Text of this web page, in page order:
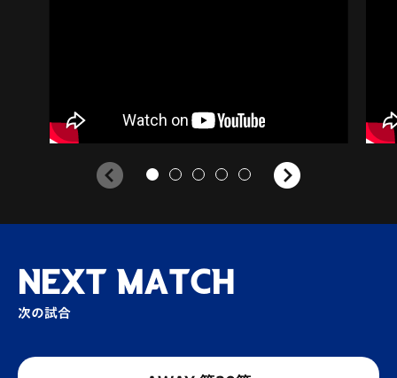
NEXT MATCH
次の試合